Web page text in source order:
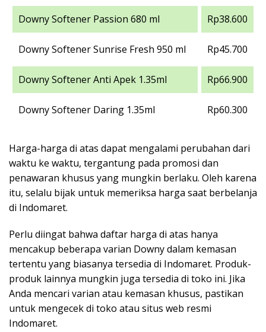
Downy Softener Passion 680 ml Rp38.600
Downy Softener Sunrise Fresh 950 ml Rp45.700
Downy Softener Anti Apek 1.35ml Rp66.900
Downy Softener Daring 1.35ml Rp60.300
Harga-harga di atas dapat mengalami perubahan dari
waktu ke waktu, tergantung pada promosi dan
penawaran khusus yang mungkin berlaku. Oleh karena
itu, selalu bijak untuk memeriksa harga saat berbelanja
di Indomaret.
Perlu diingat bahwa daftar harga di atas hanya
mencakup beberapa varian Downy dalam kemasan
tertentu yang biasanya tersedia di Indomaret. Produk-
produk lainnya mungkin juga tersedia di toko ini. Jika
Anda mencari varian atau kemasan khusus, pastikan
untuk mengecek di toko atau situs web resmi
Indomaret.